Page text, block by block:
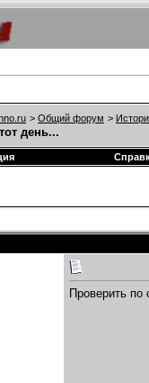
> Общий форум >
день...
Проверить